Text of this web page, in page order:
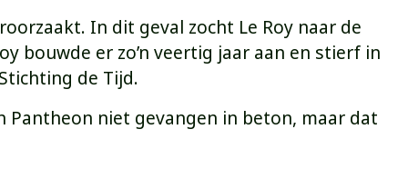
In dit geval zocht Le Roy naar de
bouwde er zo’n veertig jaar aan en stierf in
de Tijd.
Pantheon niet gevangen in beton, maar dat